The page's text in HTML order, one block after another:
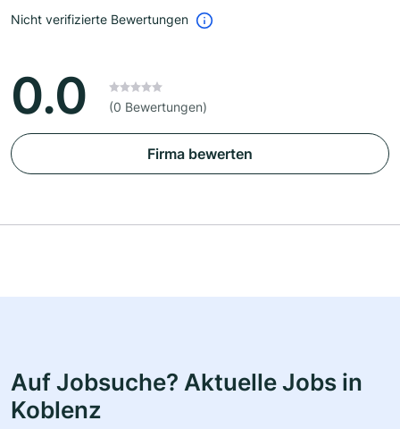
Nicht verifizierte Bewertungen
0.0 (0 Bewertungen)
Firma bewerten
Auf Jobsuche? Aktuelle Jobs in
Koblenz